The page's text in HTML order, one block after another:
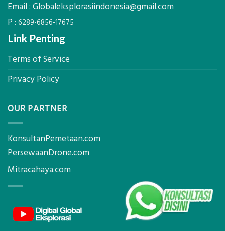
&
Email : Globaleksplorasiindonesia@gmail.com
P : 6289-6856-17675
Link Penting
Terms of Service
Privacy Policy
OUR PARTNER
KonsultanPemetaan.com
PersewaanDrone.com
Mitracahaya.com